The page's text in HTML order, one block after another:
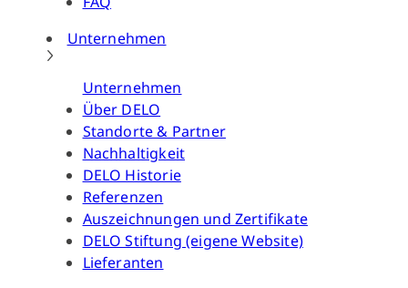
Unternehmen
Unternehmen
Über DELO
Standorte & Partner
Nachhaltigkeit
DELO Historie
Referenzen
Auszeichnungen und Zertifikate
DELO Stiftung (eigene Website)
Lieferanten